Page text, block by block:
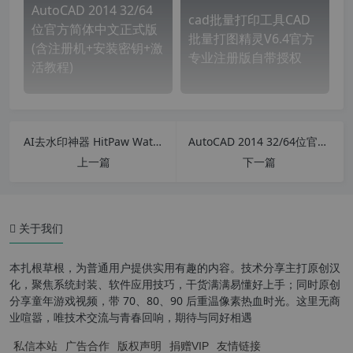
AutoCAD 2014 32/64
位官方简体中文正式版
(含注册机+安装密钥+激
活教程)
cad批量打印工具CAD
批量打图精灵V6.4官方
专业注册版自带授权
AI去水印神器 HitPaw Watermark Remover v2.3.08 中文版 视频图片去水印神器
上一篇
AutoCAD 2014 32/64位官方简体中文正式版(含注册机+安装密钥+激活教程)
下一篇
关于我们
本扎根草根，为普通用户提供实用有趣的内容。技术分享主打原创汉
化，聚焦系统封装、软件应用技巧，干货满满易懂好上手；同时原创
分享童年游戏视频，带 70、80、90 后重温像素热血时光。这里无商
业喧嚣，唯技术交流与青春回响，期待与同好相遇
私信本站 广告合作 版权声明 捐赠VIP 友情链接